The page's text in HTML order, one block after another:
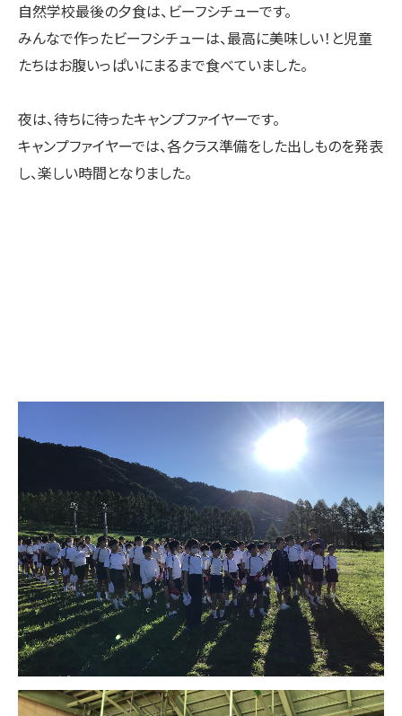
自然学校最後の夕食は、ビーフシチューです。
みんなで作ったビーフシチューは、最高に美味しい！と児童
たちはお腹いっぱいにまるまで食べていました。
夜は、待ちに待ったキャンプファイヤーです。
キャンプファイヤーでは、各クラス準備をした出しものを発表
し、楽しい時間となりました。